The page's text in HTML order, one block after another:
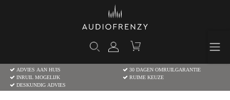
ADVIES AAN HUIS
30 DAGEN OMRUILGARANTIE
INRUIL MOGELIJK
RUIME KEUZE
DESKUNDIG ADVIES